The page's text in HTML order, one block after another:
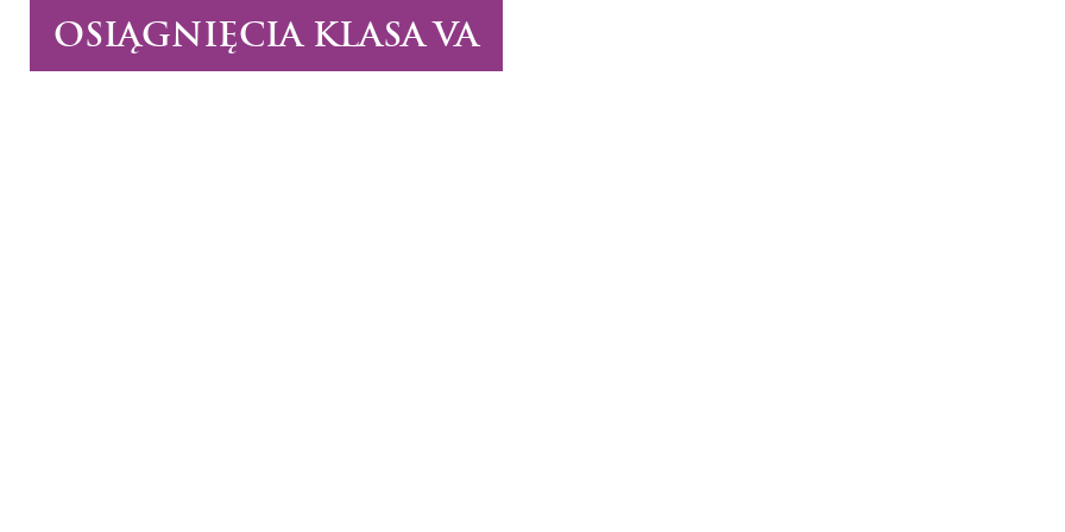
OSIĄGNIĘCIA KLASA VA